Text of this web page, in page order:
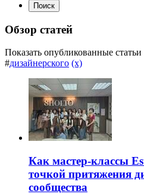
Поиск
Обзор статей
Показать опубликованные
#дизайнерского (x)
Как мастер-классы
точкой притяжения
сообщества